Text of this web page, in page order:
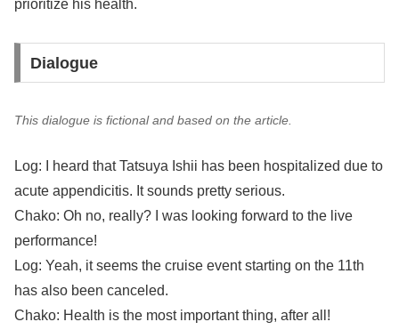
prioritize his health.
Dialogue
This dialogue is fictional and based on the article.
Log: I heard that Tatsuya Ishii has been hospitalized due to
acute appendicitis. It sounds pretty serious.
Chako: Oh no, really? I was looking forward to the live
performance!
Log: Yeah, it seems the cruise event starting on the 11th
has also been canceled.
Chako: Health is the most important thing, after all!